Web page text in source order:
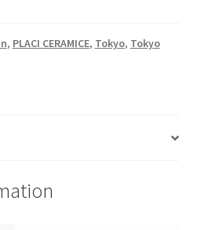
, PLACI CERAMICE, Tokyo, Tokyo